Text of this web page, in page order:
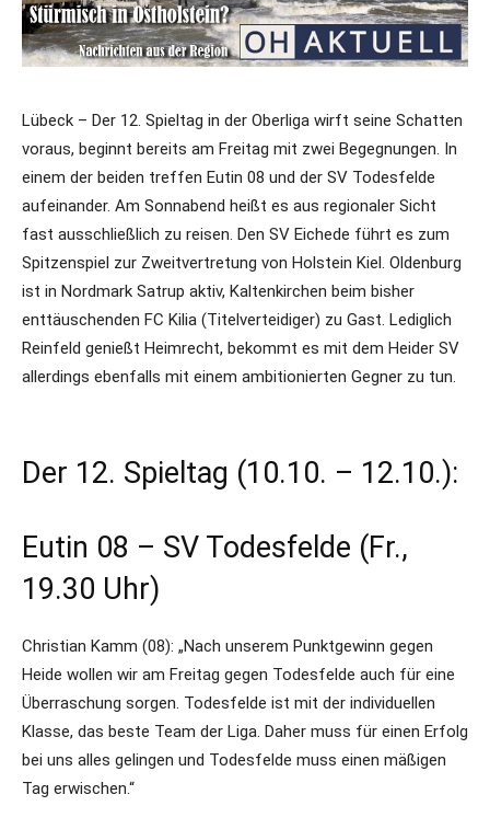
Lübeck – Der 12. Spieltag in der Oberliga wirft seine Schatten
voraus, beginnt bereits am Freitag mit zwei Begegnungen. In
einem der beiden treffen Eutin 08 und der SV Todesfelde
aufeinander. Am Sonnabend heißt es aus regionaler Sicht
fast ausschließlich zu reisen. Den SV Eichede führt es zum
Spitzenspiel zur Zweitvertretung von Holstein Kiel. Oldenburg
ist in Nordmark Satrup aktiv, Kaltenkirchen beim bisher
enttäuschenden FC Kilia (Titelverteidiger) zu Gast. Lediglich
Reinfeld genießt Heimrecht, bekommt es mit dem Heider SV
allerdings ebenfalls mit einem ambitionierten Gegner zu tun.
Der 12. Spieltag (10.10. – 12.10.):
Eutin 08 – SV Todesfelde (Fr.,
19.30 Uhr)
Christian Kamm (08): „Nach unserem Punktgewinn gegen
Heide wollen wir am Freitag gegen Todesfelde auch für eine
Überraschung sorgen. Todesfelde ist mit der individuellen
Klasse, das beste Team der Liga. Daher muss für einen Erfolg
bei uns alles gelingen und Todesfelde muss einen mäßigen
Tag erwischen.“